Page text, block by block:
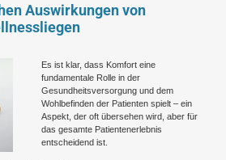
Auswirkungen von
Es ist klar, dass Komfort eine
fundamentale Rolle in der
Gesundheitsversorgung und dem
Wohlbefinden der Patienten spielt – ein
Aspekt, der oft übersehen wird, aber für
das gesamte Patientenerlebnis
entscheidend ist.